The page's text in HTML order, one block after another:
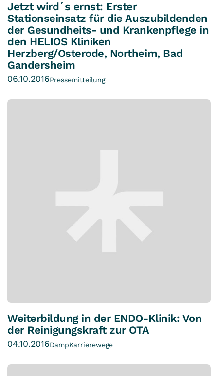
Jetzt wird´s ernst: Erster
Stationseinsatz für die Auszubildenden
der Gesundheits- und Krankenpflege in
den HELIOS Kliniken
Herzberg/Osterode, Northeim, Bad
Gandersheim
06.10.2016Pressemitteilung
Weiterbildung in der ENDO-Klinik: Von
der Reinigungskraft zur OTA
04.10.2016DampKarrierewege